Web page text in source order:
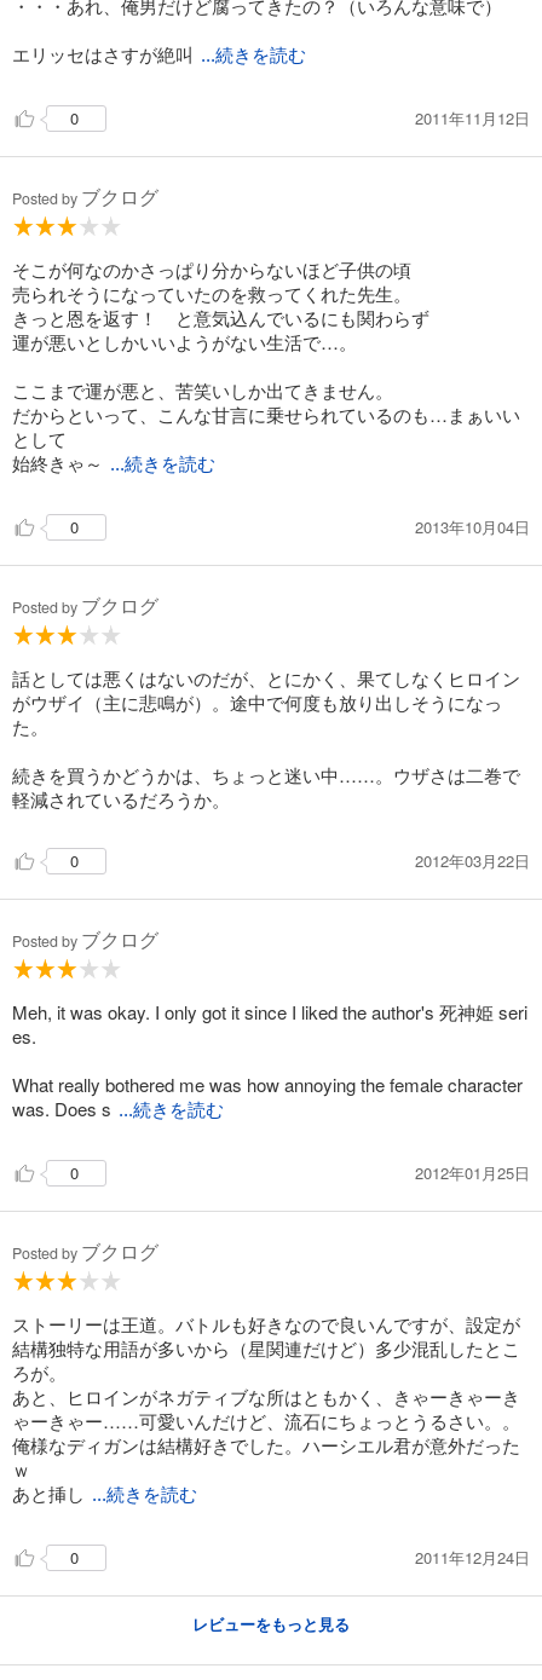
・・・あれ、俺男だけど腐ってきたの？（いろんな意味で）
エリッセはさすが絶叫 ...続きを読む
0 2011年11月12日
Posted by ブクログ
そこが何なのかさっぱり分からないほど子供の頃
売られそうになっていたのを救ってくれた先生。
きっと恩を返す！ と意気込んでいるにも関わらず
運が悪いとしかいいようがない生活で…。
ここまで運が悪と、苦笑いしか出てきません。
だからといって、こんな甘言に乗せられているのも…まぁいい
として
始終きゃ～
...続きを読む
0 2013年10月04日
Posted by ブクログ
話としては悪くはないのだが、とにかく、果てしなくヒロイン
がウザイ（主に悲鳴が）。途中で何度も放り出しそうになっ
た。
続きを買うかどうかは、ちょっと迷い中……。ウザさは二巻で
軽減されているだろうか。
0 2012年03月22日
Posted by ブクログ
Meh, it was okay. I only got it since I liked the author's 死神姫 seri
es.
What really bothered me was how annoying the female character
was. Does s ...続きを読む
0 2012年01月25日
Posted by ブクログ
ストーリーは王道。バトルも好きなので良いんですが、設定が
結構独特な用語が多いから（星関連だけど）多少混乱したとこ
ろが。
あと、ヒロインがネガティブな所はともかく、きゃーきゃーき
ゃーきゃー……可愛いんだけど、流石にちょっとうるさい。。
俺様なディガンは結構好きでした。ハーシエル君が意外だった
ｗ
あと挿し ...続きを読む
0 2011年12月24日
レビューをもっと見る